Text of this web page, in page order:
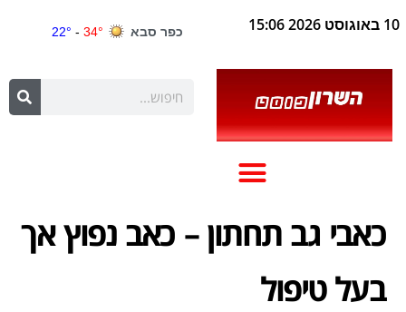
10 באוגוסט 2026 15:06
כאבי גב תחתון – כאב נפוץ אך
בעל טיפול